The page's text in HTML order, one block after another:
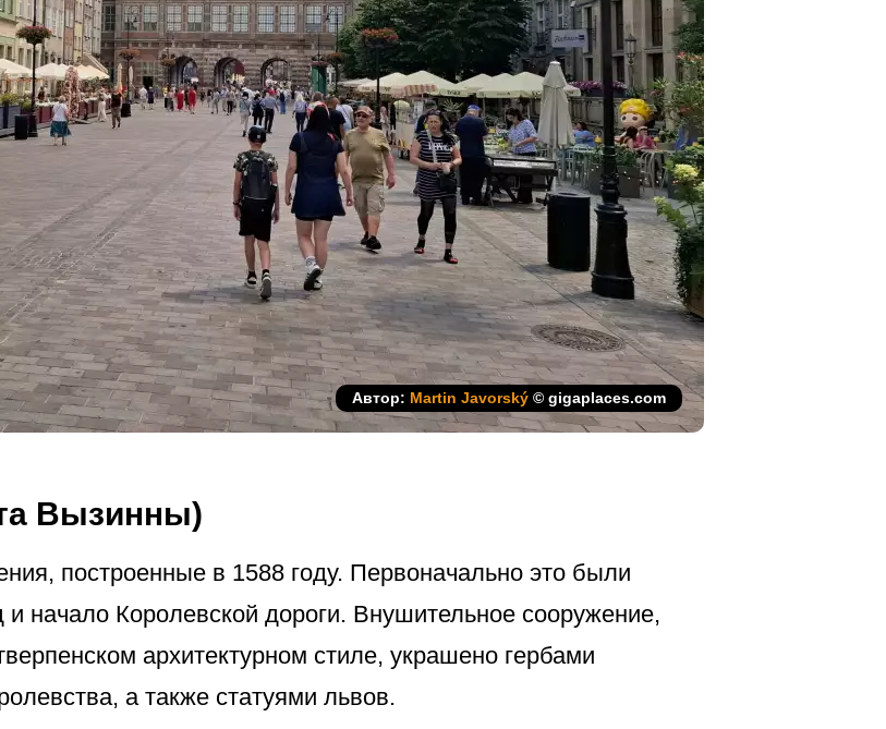
Автор: Martin Javorský © gigaplaces.com
Вызинны)
построенные в 1588 году. Первоначально это были
начало Королевской дороги. Внушительное сооружение,
архитектурном стиле, украшено гербами
а также статуями львов.